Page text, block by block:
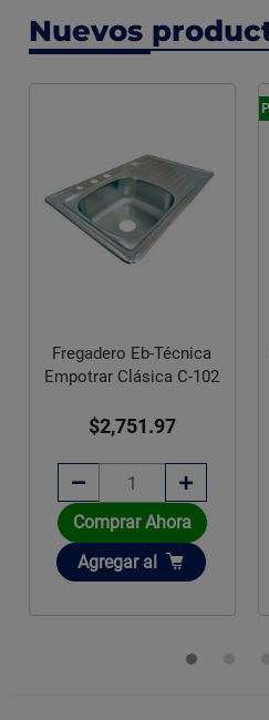
Nuevos
Fregadero Eb-Técnica
Empotrar Clásica C-102
$2,751.97
Comprar Ahora
Añadir
Agregar al